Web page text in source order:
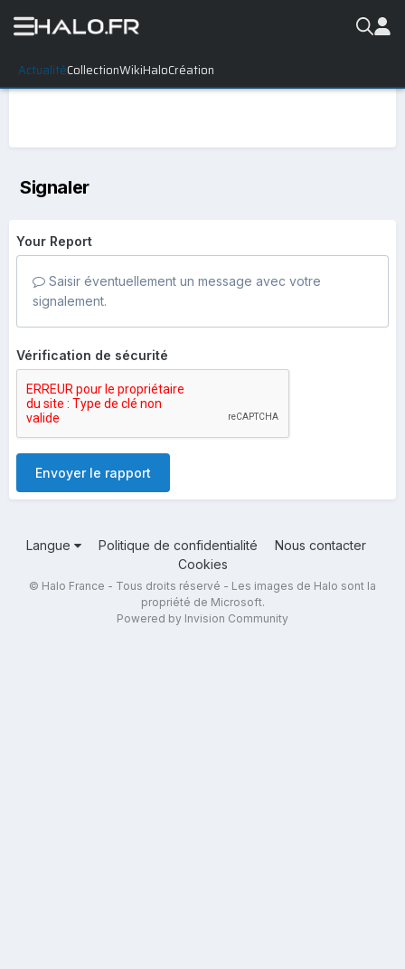
ActualitéCollectionWikiHaloCréation
Signaler
Your Report
Saisir éventuellement un message avec votre
signalement.
Vérification de sécurité
Envoyer le rapport
Langue Politique de confidentialité
Nous contacter
Cookies
© Halo France - Tous droits réservé - Les images de Halo sont la
propriété de Microsoft.
Powered by Invision Community